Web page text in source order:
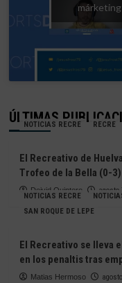
ÚLTIMAS
NOTICIAS RECRE RECRE
El Recreativo de
Trofeo de la Bella (0-3)
Deivid Quintero agosto
NOTICIAS RECRE
SAN ROQUE DE LEPE
El Recreativo se lleva
en los penaltis tras
Matias Hermoso